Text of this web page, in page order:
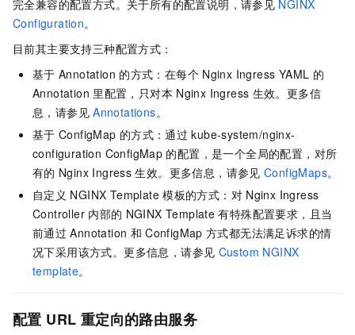
完全兼容的配置方式。关于所有的配置说明，请参见 NGINX
Configuration。
目前其主要支持三种配置方式：
基于 Annotation 的方式：在每个 Nginx Ingress YAML 的
Annotation 里配置，只对本 Nginx Ingress 生效。更多信
息，请参见 Annotations。
基于 ConfigMap 的方式：通过 kube-system/nginx-
configuration ConfigMap 的配置，是一个全局的配置，对所
有的 Nginx Ingress 生效。更多信息，请参见 ConfigMaps。
自定义 NGINX Template 模板的方式：对 Nginx Ingress
Controller 内部的 NGINX Template 有特殊配置要求，且当
前通过 Annotation 和 ConfigMap 方式都无法满足诉求的情
况下采用该方式。更多信息，请参见 Custom NGINX
template。
配置 URL 重定向的路由服务